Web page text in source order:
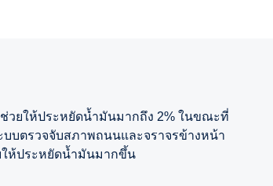
วยให้ประหยัดน้ำมันมากถึง 2% ในขณะที่
บตรวจจับสภาพถนนและจราจรข้างหน้า
ให้ประหยัดน้ำมันมากขึ้น